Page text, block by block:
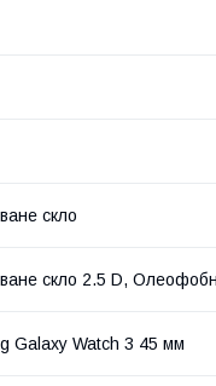
скло
скло 2.5 D,
Galaxy Watch 3 45 мм